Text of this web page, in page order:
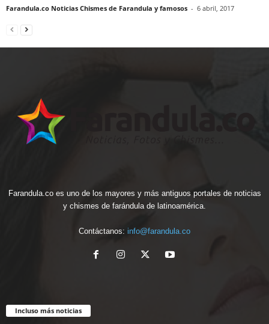
Farandula.co Noticias Chismes de Farandula y famosos - 6 abril, 2017
Farandula.co es uno de los mayores y más antiguos portales de noticias
y chismes de farándula de latinoamérica.
Contáctanos: info@farandula.co
Incluso más noticias